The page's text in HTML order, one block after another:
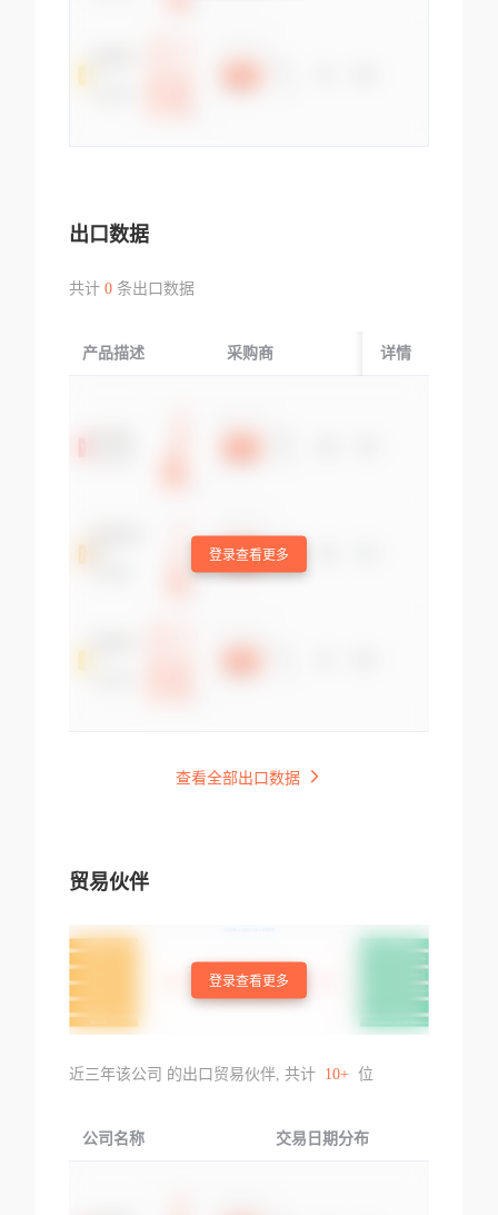
出口数据
共计 0条出口数据
产品描述 采购商 起运国/地区
详情
登录查看更多
查看全部出口数据
贸易伙伴
登录查看更多
近三年该公司 的出口贸易伙伴, 共计 10+ 位
公司名称 交易日期分布